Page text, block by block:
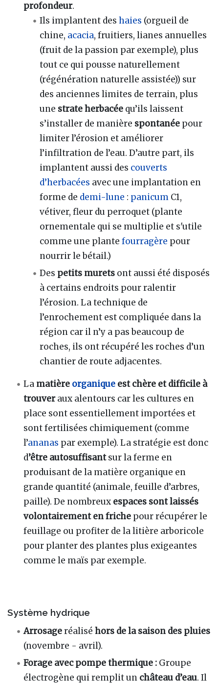
profondeur.
Ils implantent deshaies (orgueil de
chine, acacia, fruitiers, lianes annuelles
(fruit de la passion par exemple), plus
tout ce qui pousse naturellement
(régénération naturelle assistée)) sur
des anciennes limites de terrain, plus
une strate herbacée qu’ils laissent
s’installer de manière spontanée pour
limiter l’érosion et améliorer
l’infiltration de l’eau. D’autre part, ils
implantent aussi des couverts
d’herbacées avec une implantation en
forme de demi-lune : panicum C1,
vétiver, fleur du perroquet (plante
ornementale qui se multiplie et s'utile
comme une plantefourragère pour
nourrir le bétail.)
Des petits murets ont aussi été disposés
à certains endroits pour ralentir
l’érosion. La technique de
l’enrochement est compliquée dans la
région car il n’y a pas beaucoup de
roches, ils ont récupéré les roches d’un
chantier de route adjacentes.
La matière organique est chère et difficile à
trouveraux alentours car les cultures en
place sont essentiellement importées et
sont fertilisées chimiquement (comme
l’ananas par exemple). La stratégie est donc
d’être autosuffisantsur la ferme en
produisant de la matière organique en
grande quantité (animale, feuille d’arbres,
paille). De nombreux espaces sont laissés
volontairement en friche pour récupérer le
feuillage ou profiter de la litière arboricole
pour planter des plantes plus exigeantes
comme le maïs par exemple.
Système hydrique
Arrosageréaliséhors de la saison des pluies
(novembre - avril).
Forage avec pompe thermique : Groupe
électrogène qui remplit un château d’eau. Il